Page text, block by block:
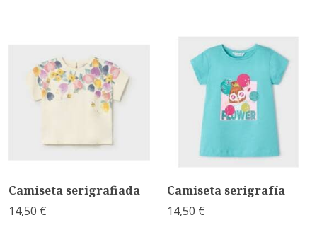
Camiseta serigrafiada
14,50 €
Camiseta serigrafía
14,50 €